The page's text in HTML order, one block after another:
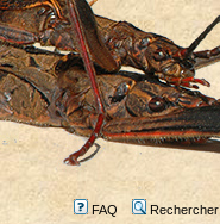
FAQ Rechercher